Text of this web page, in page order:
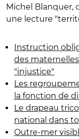
Michel Blanquer,
une lecture
Instruction
des
"injustice"
Les
la fonction de
Le drapeau
national dans
Outre-mer